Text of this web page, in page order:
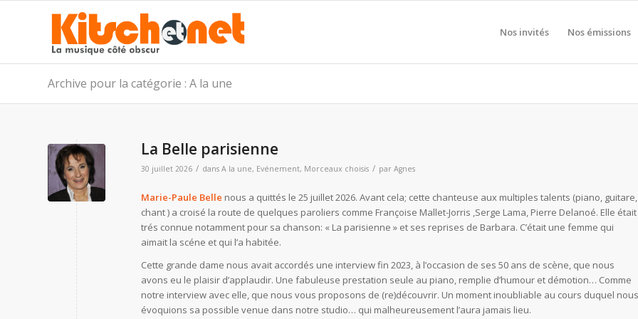
Nos invités Nos émissions
Archive pour la catégorie : A la une
La Belle parisienne
30 juillet 2026 / dans A la une, Evénement, Morceaux choisis / par Agnes
Marie-Paule Belle nous a quittés le 25 juillet 2026. Avant cela; cette chanteuse aux multiples talents (piano, guitare,
chant ) a croisé la route de quelques paroliers comme Françoise Mallet-Jorris ,Serge Lama, Pierre Delanoé. Elle était
trés connue notamment pour sa chanson: « La parisienne » et ses reprises de Barbara. C’était une femme qui
aimait la scéne et qui l’a habitée.
Cette grande dame nous avait accordés une interview fin 2023, à l’occasion de ses 50 ans de scène, que nous
avons eu le plaisir d’applaudir. Une fabuleuse prestation seule au piano, remplie d’humour et démotion… Comme
notre interview avec elle, que nous vous proposons de (re)découvrir. Un moment inoubliable au cours duquel nous
évoquions sa possible venue dans notre studio… qui malheureusement l’aura jamais lieu.